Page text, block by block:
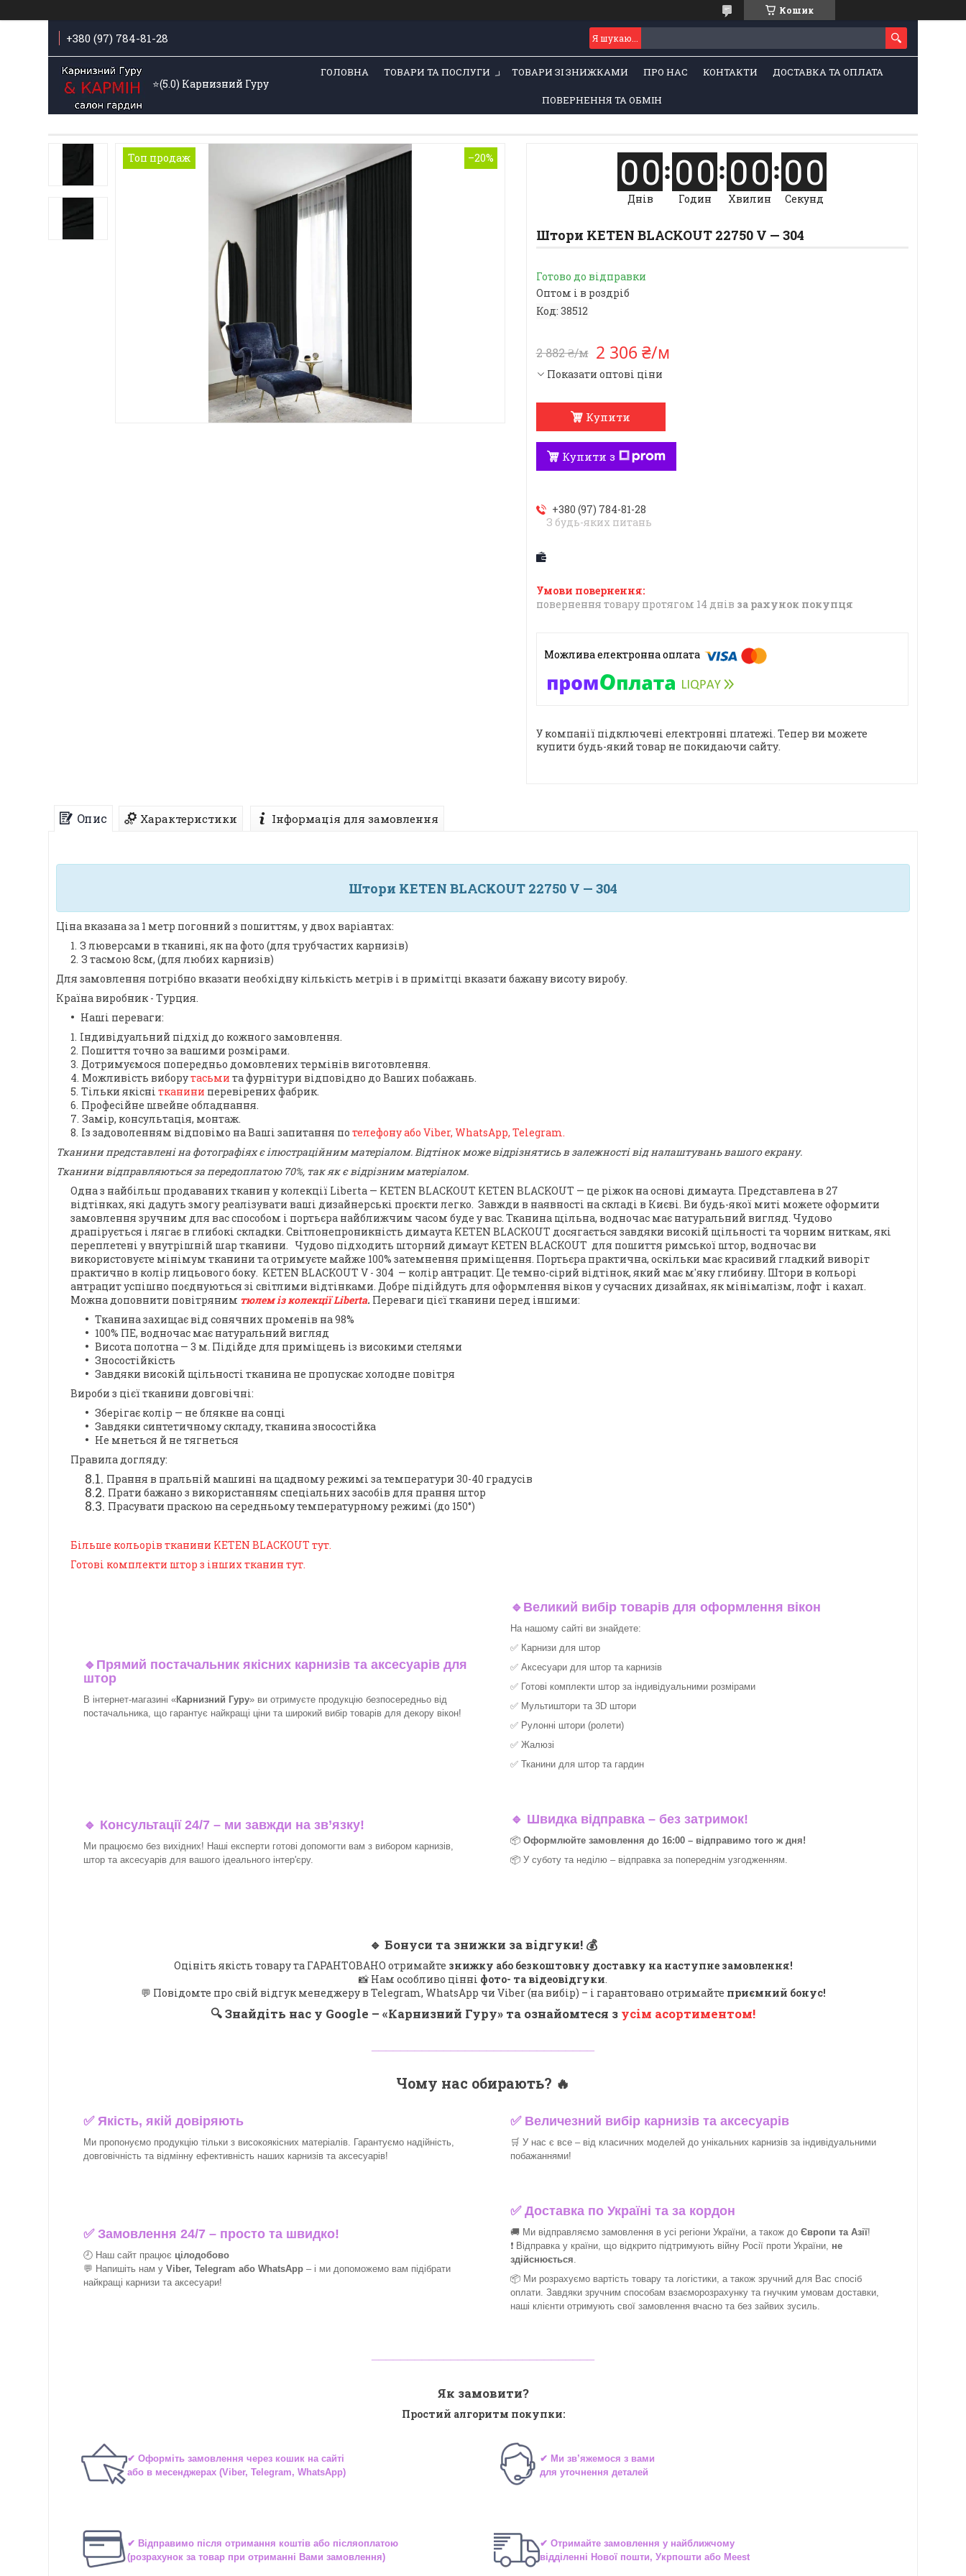
Кошик
+380 (97) 784-81-28
⭐️(5.0) Карнизний Гуру
ГОЛОВНА ТОВАРИ ТА ПОСЛУГИ ТОВАРИ ЗІ ЗНИЖКАМИ ПРО НАС КОНТАКТИ ДОСТАВКА ТА ОПЛАТА
ПОВЕРНЕННЯ ТА ОБМІН
Топ продаж –20% 00
Днів
00
Годин
00
Хвилин
00
Секунд
Штори KETEN BLACKOUT 22750 V — 304
Готово до відправки
Оптом і в роздріб
Код: 38512
2 882 ₴/м 2 306 ₴/м
Показати оптові ціни
Купити
Купити з
+380 (97) 784-81-28
З будь-яких питань
повернення товару протягом 14 днів за рахунок покупця
У компанії підключені електронні платежі. Тепер ви можете
купити будь-який товар не покидаючи сайту.
Опис Характеристики Інформація для замовлення
Штори KETEN BLACKOUT 22750 V — 304
Ціна вказана за 1 метр погонний з пошиттям, у двох варіантах:
З люверсами в тканині, як на фото (для трубчастих карнизів)
З тасмою 8см, (для любих карнизів)
Для замовлення потрібно вказати необхідну кількість метрів і в примітці вказати бажану висоту виробу.
Країна виробник - Турция.
Наші переваги:
Індивідуальний підхід до кожного замовлення.
Пошиття точно за вашими розмірами.
Дотримуємося попередньо домовлених термінів виготовлення.
Можливість виборутасьми та фурнітури відповідно до Ваших побажань.
Тільки якісні тканини перевірених фабрик.
Професійне швейне обладнання.
Замір, консультація, монтаж.
Із задоволенням відповімо на Ваші запитання по телефону або Viber, WhatsApp, Telegram.
Тканини представлені на фотографіях є ілюстраційним матеріалом. Відтінок може відрізнятись в залежності від налаштувань вашого екрану.
Тканини відправляються за передоплатою 70%, так як є відрізним матеріалом.
Одна з найбільш продаваних тканин у колекції Liberta — KETEN BLACKOUT KETEN BLACKOUT — це ріжок на основі димаута. Представлена в 27
відтінках, які дадуть змогу реалізувати ваші дизайнерські проєкти легко. Завжди в наявності на складі в Києві. Ви будь-якої миті можете оформити
замовлення зручним для вас способом і портьєра найближчим часом буде у вас. Тканина щільна, водночас має натуральний вигляд. Чудово
драпірується і лягає в глибокі складки. Світлонепроникність димаута KETEN BLACKOUT досягається завдяки високій щільності та чорним ниткам, які
переплетені у внутрішній шар тканини. Чудово підходить шторний димаут KETEN BLACKOUT для пошиття римської штор, водночас ви
використовуєте мінімум тканини та отримуєте майже 100% затемнення приміщення. Портьєра практична, оскільки має красивий гладкий виворіт
практично в колір лицьового боку. KETEN BLACKOUT V - 304 — колір антрацит. Це темно-сірий відтінок, який має м'яку глибину. Штори в кольорі
антрацит успішно поєднуються зі світлими відтінками. Добре підійдуть для оформлення вікон у сучасних дизайнах, як мінімалізм, лофт і кахал.
Можна доповнити повітряним тюлем із колекції Liberta. Переваги цієї тканини перед іншими:
Тканина захищає від сонячних променів на 98%
100% ПЕ, водночас має натуральний вигляд
Висота полотна — 3 м. Підійде для приміщень із високими стелями
Зносостійкість
Завдяки високій щільності тканина не пропускає холодне повітря
Вироби з цієї тканини довговічні:
Зберігає колір — не блякне на сонці
Завдяки синтетичному складу, тканина зносостійка
Не мнеться й не тягнеться
Правила догляду:
Прання в пральній машині на щадному режимі за температури 30-40 градусів
Прати бажано з використанням спеціальних засобів для прання штор
Прасувати праскою на середньому температурному режимі (до 150°)
Більше кольорів тканини KETEN BLACKOUT тут.
Готові комплекти штор з інших тканин тут.
🔹 Прямий постачальник якісних карнизів та аксесуарів для
штор
В інтернет-магазині «Карнизний Гуру» ви отримуєте продукцію безпосередньо від
постачальника, що гарантує найкращі ціни та широкий вибір товарів для декору вікон!​
🔹 Великий вибір товарів для оформлення вікон
На нашому сайті ви знайдете:
✅ Карнизи для штор
✅ Аксесуари для штор та карнизів
✅ Готові комплекти штор за індивідуальними розмірами
✅ Мультиштори та 3D штори
✅ Рулонні штори (ролети)
✅ Жалюзі
✅ Тканини для штор та гардин
🔹 Консультації 24/7 – ми завжди на зв’язку!
Ми працюємо без вихідних! Наші експерти готові допомогти вам з вибором карнизів,
штор та аксесуарів для вашого ідеального інтер'єру.​
🔹 Швидка відправка – без затримок!
📦 Оформлюйте замовлення до 16:00 – відправимо того ж дня!
📦 У суботу та неділю – відправка за попереднім узгодженням.
🔹 Бонуси та знижки за відгуки! 💰
Оцініть якість товару та ГАРАНТОВАНО отримайте знижку або безкоштовну доставку на наступне замовлення!
📸 Нам особливо цінні фото- та відеовідгуки.
💬 Повідомте про свій відгук менеджеру в Telegram, WhatsApp чи Viber (на вибір) – і гарантовано отримайте приємний бонус!
🔍Знайдіть нас у Google – «Карнизний Гуру» та ознайомтеся з усім асортиментом!
Чому нас обирають? 🔥
✅Якість, якій довіряють
Ми пропонуємо продукцію тільки з високоякісних матеріалів. Гарантуємо надійність,
довговічність та відмінну ефективність наших карнизів та аксесуарів!​
✅ Величезний вибір карнизів та аксесуарів
🛒 У нас є все – від класичних моделей до унікальних карнизів за індивідуальними
побажаннями!​
✅Замовлення 24/7 – просто та швидко!
🕘 Наш сайт працює цілодобово
💬 Напишіть нам у Viber, Telegram або WhatsApp – і ми допоможемо вам підібрати
найкращі карнизи та аксесуари!
✅Доставка по Україні та за кордон
🚚 Ми відправляємо замовлення в усі регіони України, а також до Європи та Азії!
❗ Відправка у країни, що відкрито підтримують війну Росії проти України, не
здійснюється
📦 Ми розрахуємо вартість товару та логістики, а також зручний для Вас спосіб
оплати. Завдяки зручним способам взаєморозрахунку та гнучким умовам доставки,
наші клієнти отримують свої замовлення вчасно та без зайвих зусиль.
Як замовити?
Простий алгоритм покупки:
✔ Оформіть замовлення через кошик на сайті
або в месенджерах (Viber, Telegram, WhatsApp)
✔ Ми зв’яжемося з вами
для уточнення деталей
✔ Відправимо після отримання коштів або післяоплатою
(розрахунок за товар при отриманні Вами замовлення)
✔ Отримайте замовлення у найближчому
відділенні Нової пошти, Укрпошти або Meest